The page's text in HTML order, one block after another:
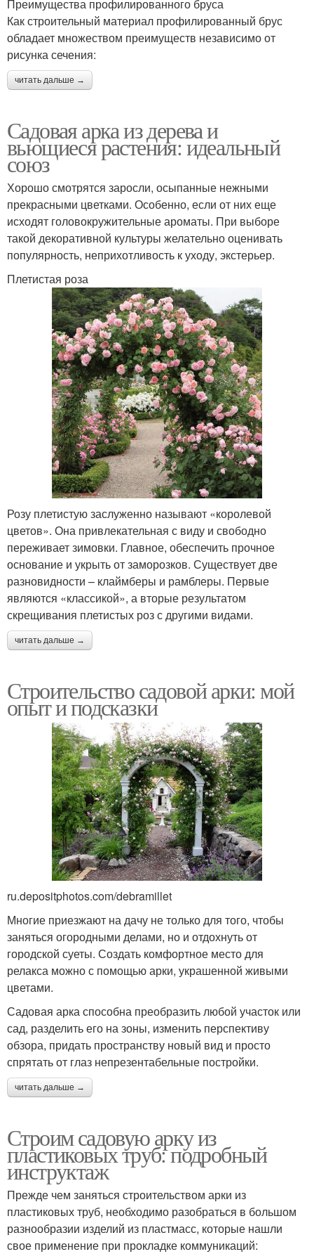
Преимущества профилированного бруса
Как строительный материал профилированный брус
обладает множеством преимуществ независимо от
рисунка сечения:
читать дальше →
Садовая арка из дерева и
вьющиеся растения: идеальный
союз
Хорошо смотрятся заросли, осыпанные нежными
прекрасными цветками. Особенно, если от них еще
исходят головокружительные ароматы. При выборе
такой декоративной культуры желательно оценивать
популярность, неприхотливость к уходу, экстерьер.
Плетистая роза
Розу плетистую заслуженно называют «королевой
цветов». Она привлекательная с виду и свободно
переживает зимовки. Главное, обеспечить прочное
основание и укрыть от заморозков. Существует две
разновидности – клаймберы и рамблеры. Первые
являются «классикой», а вторые результатом
скрещивания плетистых роз с другими видами.
читать дальше →
Строительство садовой арки: мой
опыт и подсказки
ru.depositphotos.com/debramillet
Многие приезжают на дачу не только для того, чтобы
заняться огородными делами, но и отдохнуть от
городской суеты. Создать комфортное место для
релакса можно с помощью арки, украшенной живыми
цветами.
Садовая арка способна преобразить любой участок или
сад, разделить его на зоны, изменить перспективу
обзора, придать пространству новый вид и просто
спрятать от глаз непрезентабельные постройки.
читать дальше →
Строим садовую арку из
пластиковых труб: подробный
инструктаж
Прежде чем заняться строительством арки из
пластиковых труб, необходимо разобраться в большом
разнообразии изделий из пластмасс, которые нашли
свое применение при прокладке коммуникаций: